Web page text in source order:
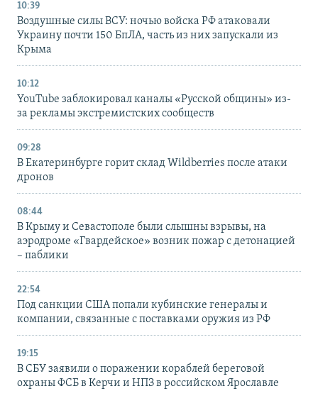
10:39
Воздушные силы ВСУ: ночью войска РФ атаковали
Украину почти 150 БпЛА, часть из них запускали из
Крыма
10:12
YouTube заблокировал каналы «Русской общины» из-
за рекламы экстремистских сообществ
09:28
В Екатеринбурге горит склад Wildberries после атаки
дронов
08:44
В Крыму и Севастополе были слышны взрывы, на
аэродроме «Гвардейское» возник пожар с детонацией
– паблики
22:54
Под санкции США попали кубинские генералы и
компании, связанные с поставками оружия из РФ
19:15
В СБУ заявили о поражении кораблей береговой
охраны ФСБ в Керчи и НПЗ в российском Ярославле